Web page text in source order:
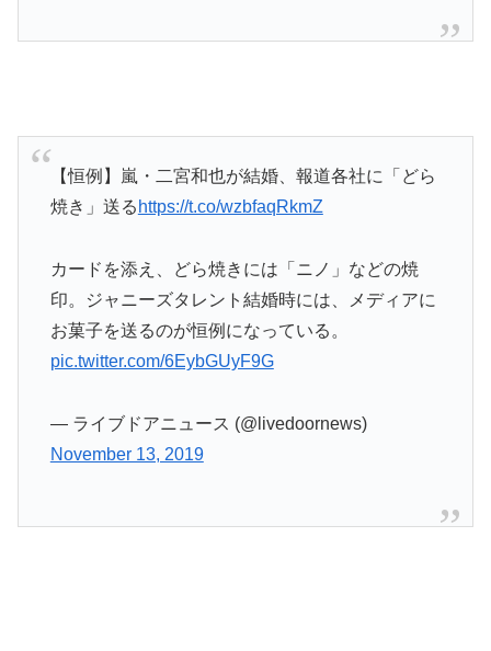
【恒例】嵐・二宮和也が結婚、報道各社に「どら
焼き」送る https://t.co/wzbfaqRkmZ
カードを添え、どら焼きには「ニノ」などの焼
印。ジャニーズタレント結婚時には、メディアに
お菓子を送るのが恒例になっている。
pic.twitter.com/6EybGUyF9G
— ライブドアニュース (@livedoornews)
November 13, 2019